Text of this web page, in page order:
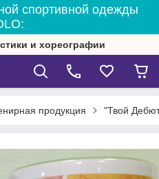
спортивной одежды
и хореографии
продукция "Твой